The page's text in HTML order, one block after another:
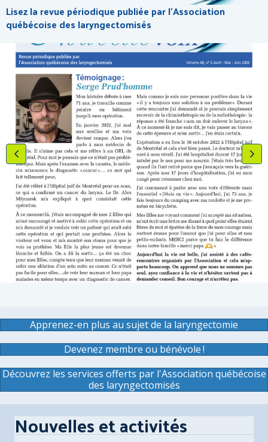
Lisez la revue périodique publiée par l'Association
québécoise des laryngectomisés
Apprenez-en plus au sujet de la laryngectomie
Devenez membre ou bénévole !
Découvrez les services offerts par l'Association québécoise
des laryngectomisés
Nouvelles et activités